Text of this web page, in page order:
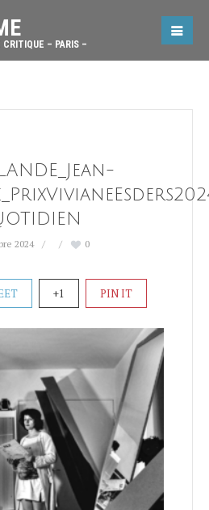
– PARIS –
2024 0
+1 PIN IT